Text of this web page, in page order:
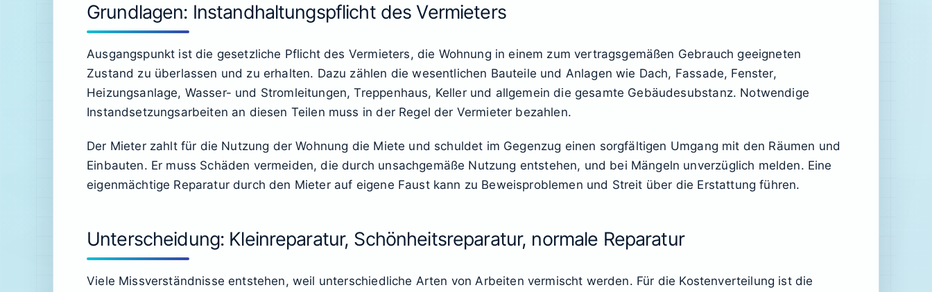
Grundlagen: Instandhaltungspflicht des Vermieters
Ausgangspunkt ist die gesetzliche Pflicht des Vermieters, die Wohnung in einem zum vertragsgemäßen Gebrauch geeigneten
Zustand zu überlassen und zu erhalten. Dazu zählen die wesentlichen Bauteile und Anlagen wie Dach, Fassade, Fenster,
Heizungsanlage, Wasser- und Stromleitungen, Treppenhaus, Keller und allgemein die gesamte Gebäudesubstanz. Notwendige
Instandsetzungsarbeiten an diesen Teilen muss in der Regel der Vermieter bezahlen.
Der Mieter zahlt für die Nutzung der Wohnung die Miete und schuldet im Gegenzug einen sorgfältigen Umgang mit den Räumen und
Einbauten. Er muss Schäden vermeiden, die durch unsachgemäße Nutzung entstehen, und bei Mängeln unverzüglich melden. Eine
eigenmächtige Reparatur durch den Mieter auf eigene Faust kann zu Beweisproblemen und Streit über die Erstattung führen.
Unterscheidung: Kleinreparatur, Schönheitsreparatur, normale Reparatur
Viele Missverständnisse entstehen, weil unterschiedliche Arten von Arbeiten vermischt werden. Für die Kostenverteilung ist die